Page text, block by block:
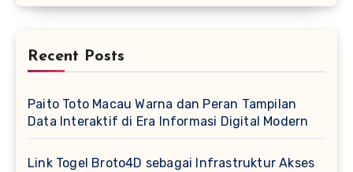
Recent Posts
Paito Toto Macau Warna dan Peran Tampilan
Data Interaktif di Era Informasi Digital Modern
Link Togel Broto4D sebagai Infrastruktur Akses